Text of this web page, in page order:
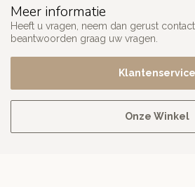
Meer informatie
Heeft u vragen, neem dan gerust
beantwoorden graag uw vragen.
Klantenservice
Onze Winkel